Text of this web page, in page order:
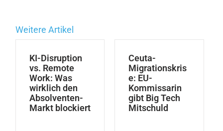
Weitere Artikel
KI-Disruption
vs. Remote
Work: Was
wirklich den
Absolventen-
Markt blockiert
Ceuta-
Migrationskris
e: EU-
Kommissarin
gibt Big Tech
Mitschuld